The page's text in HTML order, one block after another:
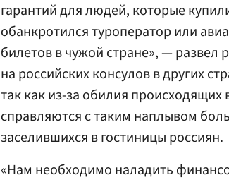
гарантий для людей, которые
обанкротился туроператор или
билетов в чужой стране», —
на российских консулов в других
так как из-за обилия происходящих
справляются с таким наплывом
заселившихся в гостиницы россиян.
«Нам необходимо наладить